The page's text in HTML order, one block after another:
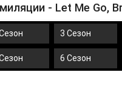
- Let Me Go,
3 Сезон
6 Сезон